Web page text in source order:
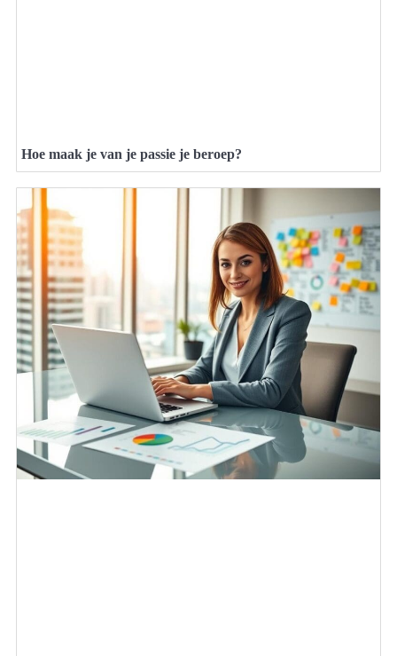
Hoe maak je van je passie je beroep?